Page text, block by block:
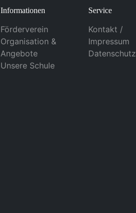
Informationen
Förderverein
Organisation &
Angebote
Unsere Schule
Service
Kontakt /
Impressum
Datenschutz